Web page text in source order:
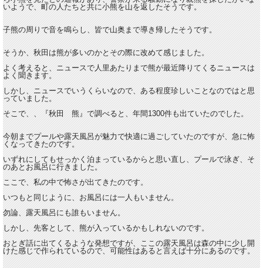
いようで、町の人たちと共に小熊を山を返したそうです。
子熊の周りで音を鳴らし、皆で山奥まで導き帰したそうです。
そうか、秋田は熊が多いのかとその際に改めて感じました。
よく考えると、ニュースで人里あたりまで熊が最近降りてくるニュースは
よく聞きます。
しかし、ニュースでいうくらいなので、ある程度珍しいことなのではと思
っていました。
そこで、、『秋田 熊』で調べると、年間1300件も出ていたのでした。
今朝までプールや露天風呂が魅力で快適に過ごしていたのですが、急に怖
くなってきたのです。
いずれにしてもせっかく泊まっているからと思い直し、プールで泳ぎ、そ
のあとお風呂に行きました。
ここで、私の中で怖さが出てきたのです。
いつもと同じように、お風呂には一人もいません。
勿論、露天風呂にも誰もいません。
しかし、先客として、熊が入っているかもしれないのです。
おとぎ話に出てくるような発想ですが、ここの露天風呂は森の中に少し開
けた感じで作られているので、可能性はあると言えば十分にあるのです。